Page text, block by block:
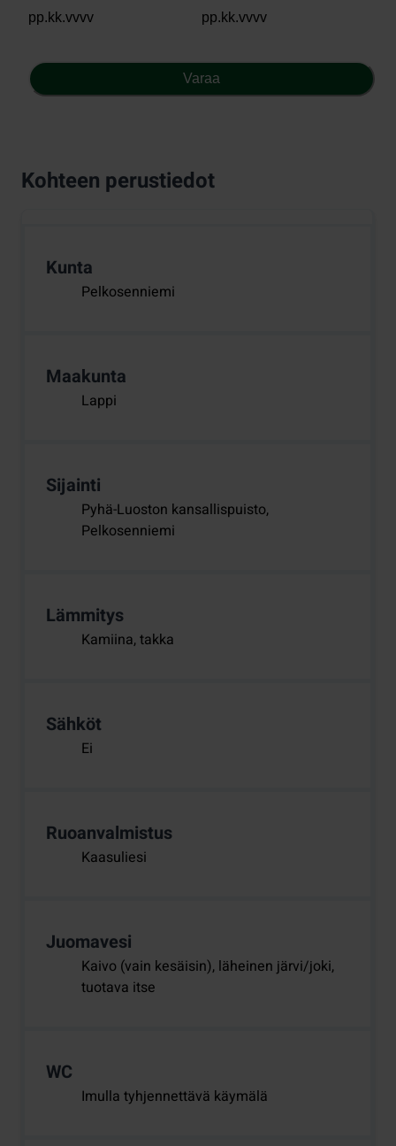
Varaa
Kohteen perustiedot
Kunta
Pelkosenniemi
Maakunta
Lappi
Sijainti
Pyhä-Luoston kansallispuisto,
Pelkosenniemi
Lämmitys
Kamiina, takka
Sähköt
Ei
Ruoanvalmistus
Kaasuliesi
Juomavesi
Kaivo (vain kesäisin), läheinen järvi/joki,
tuotava itse
WC
Imulla tyhjennettävä käymälä